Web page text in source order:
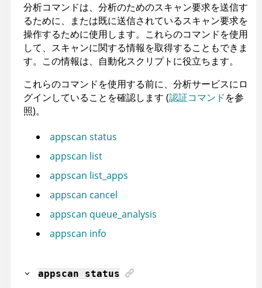
分析コマンドは、分析のためのスキャン要求を送信す
るために、または既に送信されているスキャン要求を
操作するために使用します。これらのコマンドを使用
して、スキャンに関する情報を取得することもできま
す。この情報は、自動化スクリプトに役立ちます。
これらのコマンドを使用する前に、分析サービスにロ
グインしていることを確認します (認証コマンドを参
照)。
appscan status
appscan list
appscan list_apps
appscan cancel
appscan queue_analysis
appscan info
appscan status